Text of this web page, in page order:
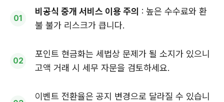
비공식 중개 서비스 이용 주의 : 높은 수수료와 환
불 불가 리스크가 큽니다.
포인트 현금화는 세법상 문제가 될 소지가 있으니
고액 거래 시 세무 자문을 검토하세요.
이벤트 전환율은 공지 변경으로 달라질 수 있습니